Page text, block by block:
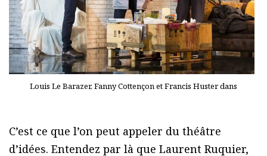
Louis Le Barazer, Fanny Cottençon et Francis Huster dans
C’est ce que l’on peut appeler du théâtre
d’idées. Entendez par là que Laurent Ruquier,